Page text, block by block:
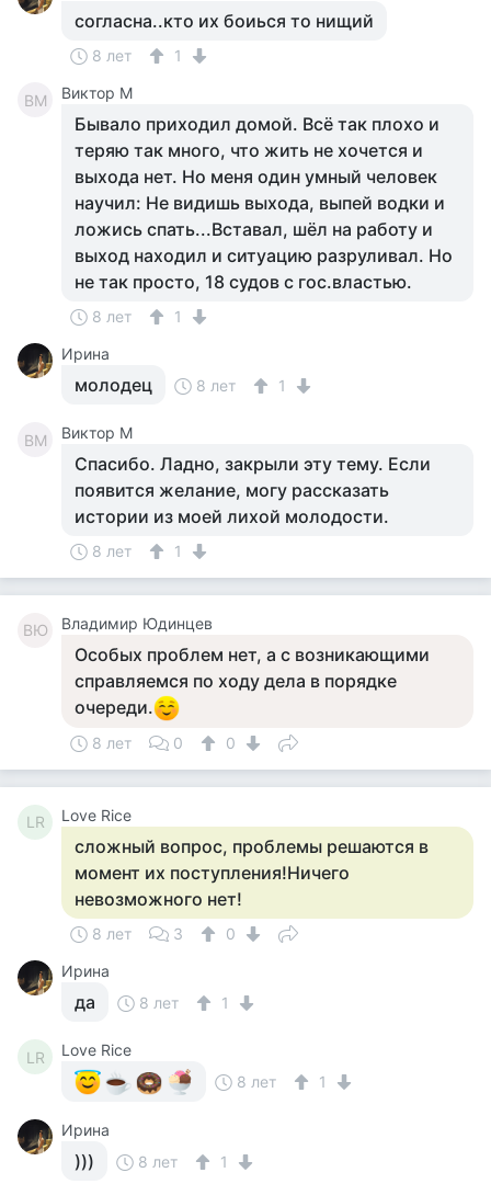
согласна..кто их боиься то нищий
8 лет 1
ВМ Виктор М
Бывало приходил домой. Всё так плохо и
теряю так много, что жить не хочется и
выхода нет. Но меня один умный человек
научил: Не видишь выхода, выпей водки и
ложись спать...Вставал, шёл на работу и
выход находил и ситуацию разруливал. Но
не так просто, 18 судов с гос.властью.
8 лет
1
Ирина
молодец 8 лет 1
ВМ Виктор М
Спасибо. Ладно, закрыли эту тему. Если
появится желание, могу рассказать
истории из моей лихой молодости.
8 лет 1
ВЮ Владимир Юдинцев
Особых проблем нет, а с возникающими
справляемся по ходу дела в порядке
очереди.
8 лет 0 0
LR Love Rice
сложный вопрос, проблемы решаются в
момент их поступления!Ничего
невозможного нет!
8 лет 3
0
Ирина
да 8 лет 1
LR
Love Rice
8 лет
1
Ирина
))) 8 лет 1